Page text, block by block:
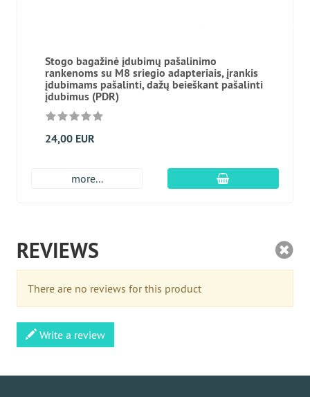
Stogo bagažinė įdubimų pašalinimo
rankenoms su M8 sriegio adapteriais, įrankis
įdubimams pašalinti, dažų beieškant pašalinti
įdubimus (PDR)
24,00 EUR
more... Įdėti į krepšį
REVIEWS
There are no reviews for this product
Write a review